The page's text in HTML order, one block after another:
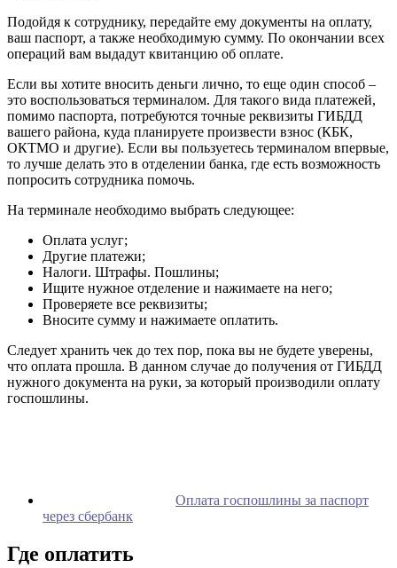
Подойдя к сотруднику, передайте ему документы на оплату,
ваш паспорт, а также необходимую сумму. По окончании всех
операций вам выдадут квитанцию об оплате.
Если вы хотите вносить деньги лично, то еще один способ –
это воспользоваться терминалом. Для такого вида платежей,
помимо паспорта, потребуются точные реквизиты ГИБДД
вашего района, куда планируете произвести взнос (КБК,
ОКТМО и другие). Если вы пользуетесь терминалом впервые,
то лучше делать это в отделении банка, где есть возможность
попросить сотрудника помочь.
На терминале необходимо выбрать следующее:
Оплата услуг;
Другие платежи;
Налоги. Штрафы. Пошлины;
Ищите нужное отделение и нажимаете на него;
Проверяете все реквизиты;
Вносите сумму и нажимаете оплатить.
Следует хранить чек до тех пор, пока вы не будете уверены,
что оплата прошла. В данном случае до получения от ГИБДД
нужного документа на руки, за который производили оплату
госпошлины.
Оплата госпошлины за паспорт
через сбербанк
Где оплатить